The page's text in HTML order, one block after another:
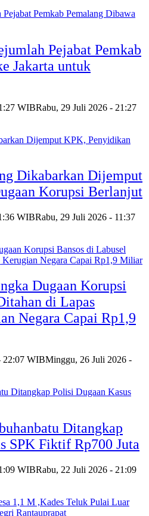
Pejabat Pemkab
Jakarta untuk
WIBRabu, 29 Juli 2026 - 21:27
Dikabarkan Dijemput
Korupsi Berlanjut
WIBRabu, 29 Juli 2026 - 11:37
Dugaan Korupsi
di Lapas
Negara Capai Rp1,9
22:07 WIBMinggu, 26 Juli 2026 -
Ditangkap
SPK Fiktif Rp700 Juta
WIBRabu, 22 Juli 2026 - 21:09